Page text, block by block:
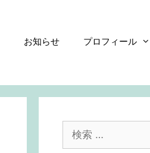
お知らせ プロフィール
索: